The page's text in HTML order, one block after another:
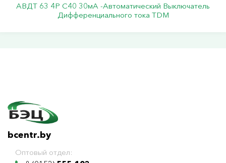
АВДТ 63 4Р С40 30мА -Автоматический Выключатель
Дифференциального тока TDM
bcentr.by
Оптовый отдел: